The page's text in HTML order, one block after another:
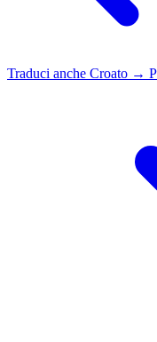
Traduci anche Croato →